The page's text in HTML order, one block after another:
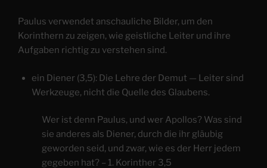
Paulus verwendet anschauliche Bilder, um den
Korinthern zu zeigen, wie geistliche Leiter und ihre
Aufgaben richtig zu verstehen sind.
ein Diener (3,5): Die Lehre der Demut — Leiter sind
Werkzeuge, nicht die Quelle des Glaubens.
Wer ist denn Paulus, und wer Apollos? Was sind
sie anderes als Diener, durch die ihr gläubig
geworden seid, und zwar, wie es der Herr jedem
gegeben hat? – 1. Korinther 3,5